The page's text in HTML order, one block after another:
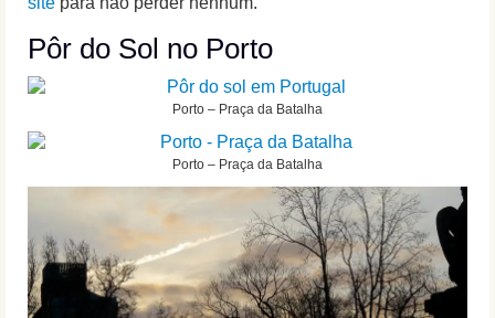
Pôr do Sol no Porto
Porto – Praça da Batalha
Porto – Praça da Batalha